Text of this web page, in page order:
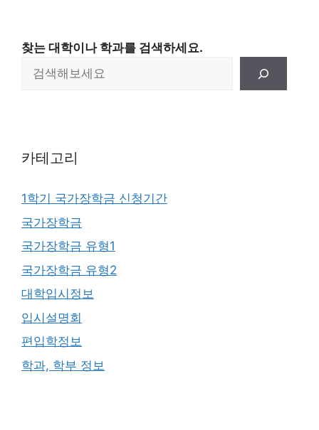
찾는 대학이나 학과를 검색하세요.
카테고리
1학기 국가장학금 신청기간
국가장학금
국가장학금 유형1
국가장학금 유형2
대학입시정보
입시설명회
편입학정보
학과, 학부 정보